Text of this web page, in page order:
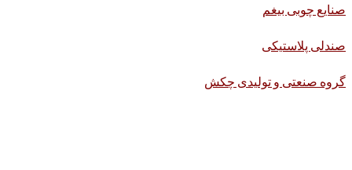
صنایع چوبی بیغم
صندلی پلاستیکی
گروه صنعتی و تولیدی چکش